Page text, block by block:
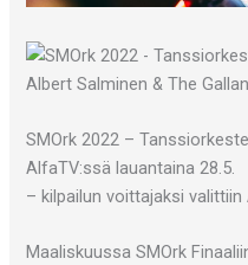
SMOrk 2022 –
AlfaTV:ssä lauantaina 28.5.
– kilpailun voittajaksi valittiin
Maaliskuussa SMOrk